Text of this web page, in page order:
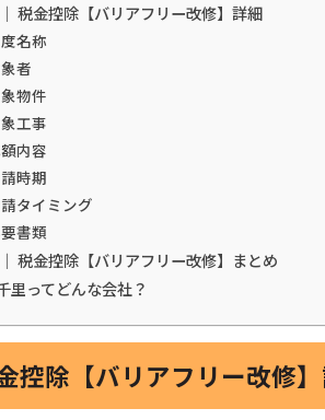
税金控除【バリアフリー改修】詳細
名称
者
物件
工事
内容
時期
タイミング
書類
税金控除【バリアフリー改修】まとめ
里ってどんな会社？
控除【バリアフリー改修